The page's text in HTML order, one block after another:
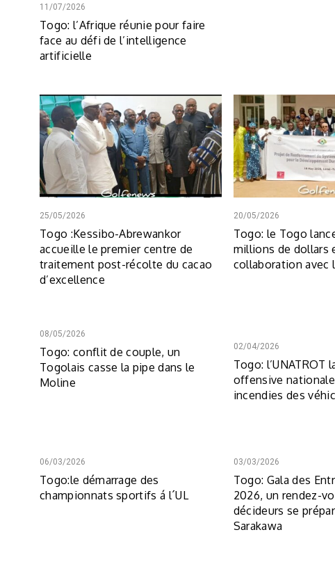
11/07/2026
Togo: l’Afrique réunie pour faire
face au défi de l’intelligence
artificielle
25/05/2026
Togo :Kessibo-Abrewankor
accueille le premier centre de
traitement post-récolte du cacao
d’excellence
20/05/2026
Togo: le Togo
millions de dollars
collaboration avec
08/05/2026
Togo: conflit de couple, un
Togolais casse la pipe dans le
Moline
02/04/2026
Togo: l’UNATROT
offensive
incendies des
06/03/2026
Togo:le démarrage des
championnats sportifs á l´UL
03/03/2026
Togo: Gala des
2026, un rendez-
décideurs se
Sarakawa